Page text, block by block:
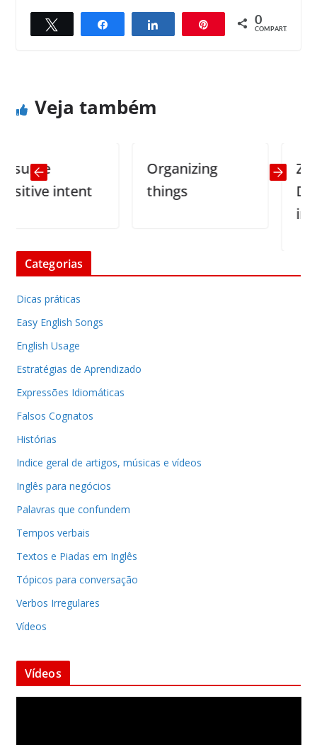
Compartilhar Compartilhar 0
COMPART.
← Previous
Next →
Veja também
intent
Organizing
things
Zen
Don’t
Categorias
Dicas práticas
Easy English Songs
English Usage
Estratégias de Aprendizado
Expressões Idiomáticas
Falsos Cognatos
Histórias
Indice geral de artigos, músicas e vídeos
Inglês para negócios
Palavras que confundem
Tempos verbais
Textos e Piadas em Inglês
Tópicos para conversação
Verbos Irregulares
Vídeos
Vídeos